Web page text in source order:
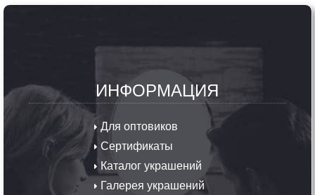
ИНФОРМАЦИЯ
Для оптовиков
Сертификаты
Каталог украшений
Галерея украшений